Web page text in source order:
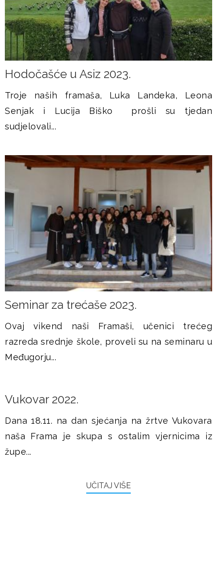
Hodočašće u Asiz 2023.
Troje naših framaša, Luka Landeka, Leona
Senjak i Lucija Biško prošli su tjedan
sudjelovali...
Seminar za trećaše 2023.
Ovaj vikend naši Framaši, učenici trećeg
razreda srednje škole, proveli su na seminaru u
Međugorju...
Vukovar 2022.
Dana 18.11. na dan sjećanja na žrtve Vukovara
naša Frama je skupa s ostalim vjernicima iz
župe...
UČITAJ VIŠE